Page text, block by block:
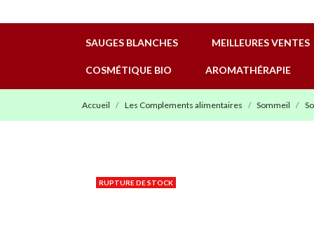
SAUGES BLANCHES MEILLEURES VENTES
COSMÉTIQUE BIO AROMATHÉRAPIE
Accueil Les Complements alimentaires Sommeil
RUPTURE DE STOCK